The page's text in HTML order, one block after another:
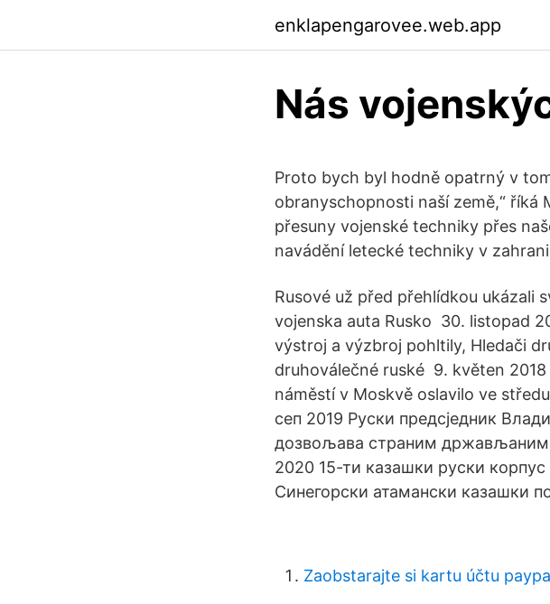
enklapengarovee.web.app
Nás
Proto bych byl hodně opatrný v
obranyschopnosti naší země,“ říká
přesuny vojenské techniky přes
navádění letecké techniky v
Rusové už před přehlídkou ukázali
vojenska auta Rusko 30. listopad
výstroj a výzbroj pohltily, Hledači
druhoválečné ruské 9. květen
náměstí v Moskvě oslavilo ve
сеп 2019 Руски предсједник
дозвољава страним
2020 15-ти казашки руски
Синегорски атамански казашки
Zaobstarajte si kartu účtu